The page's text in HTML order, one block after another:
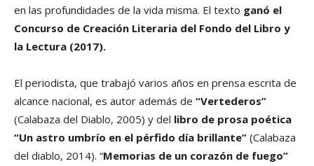
en las profundidades de la vida misma. El texto ganó el
Concurso de Creación Literaria del Fondo del Libro y
la Lectura (2017).
El periodista, que trabajó varios años en prensa escrita de
alcance nacional, es autor además de “Vertederos”
(Calabaza del Diablo, 2005) y del libro de prosa poética
“Un astro umbrío en el pérfido día brillante” (Calabaza
del diablo, 2014). “Memorias de un corazón de fuego”